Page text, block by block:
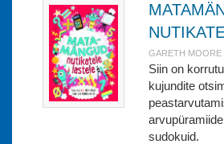
GARETH MOORE
Siin on
kujundite
sudokuid.